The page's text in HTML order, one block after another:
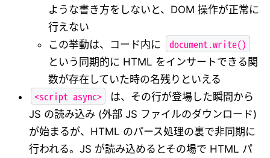
ような書き方をしないと、DOM 操作が正常に
行えない
この挙動は、コード内に
document.write()
という同期的に HTML をインサートできる関
数が存在していた時の名残りといえる
<script async>
は、その行が登場した瞬間から
JS の読み込み (外部 JS ファイルのダウンロード)
が始まるが、HTML のパース処理の裏で非同期に
行われる。JS が読み込めるとその場で HTML パ